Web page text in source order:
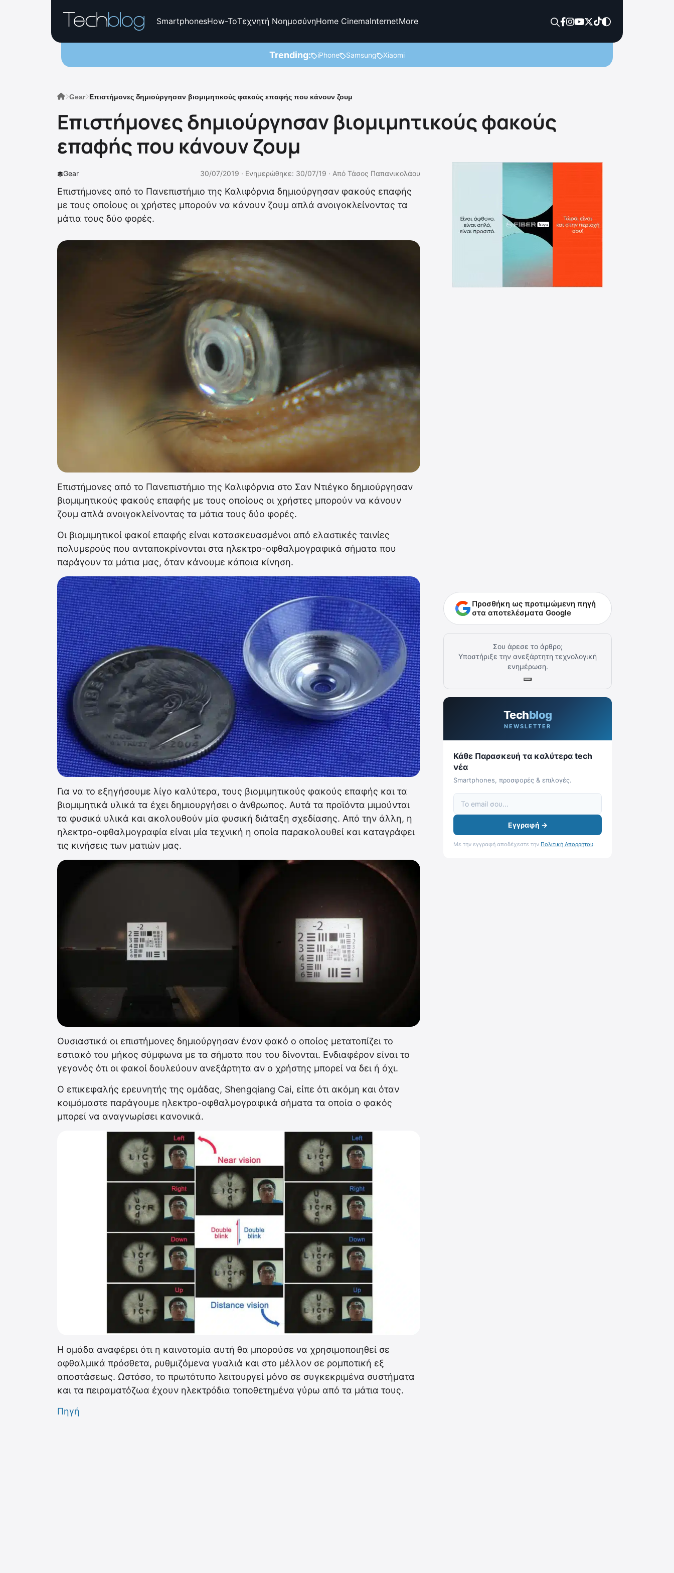
SmartphonesHow-ToΤεχνητή ΝοημοσύνηHome CinemaInternetMore
Trending: iPhone Samsung Xiaomi
Gear Επιστήμονες δημιούργησαν βιομιμητικούς φακούς επαφής που κάνουν ζουμ
Επιστήμονες δημιούργησαν βιομιμητικούς φακούς
επαφής που κάνουν ζουμ
Gear 30/07/2019 · Ενημερώθηκε: 30/07/19 · Από Τάσος Παπανικολάου
Επιστήμονες από το Πανεπιστήμιο της Καλιφόρνια δημιούργησαν φακούς επαφής
με τους οποίους οι χρήστες μπορούν να κάνουν ζουμ απλά ανοιγοκλείνοντας τα
μάτια τους δύο φορές.
Επιστήμονες από το Πανεπιστήμιο της Καλιφόρνια στο Σαν Ντιέγκο δημιούργησαν
βιομιμητικούς φακούς επαφής με τους οποίους οι χρήστες μπορούν να κάνουν
ζουμ απλά ανοιγοκλείνοντας τα μάτια τους δύο φορές.
Οι βιομιμητικοί φακοί επαφής είναι κατασκευασμένοι από ελαστικές ταινίες
πολυμερούς που ανταποκρίνονται στα ηλεκτρο-οφθαλμογραφικά σήματα που
παράγουν τα μάτια μας, όταν κάνουμε κάποια κίνηση.
Για να το εξηγήσουμε λίγο καλύτερα, τους βιομιμητικούς φακούς επαφής και τα
βιομιμητικά υλικά τα έχει δημιουργήσει ο άνθρωπος. Αυτά τα προϊόντα μιμούνται
τα φυσικά υλικά και ακολουθούν μία φυσική διάταξη σχεδίασης. Από την άλλη, η
ηλεκτρο-οφθαλμογραφία είναι μία τεχνική η οποία παρακολουθεί και καταγράφει
τις κινήσεις των ματιών μας.
Ουσιαστικά οι επιστήμονες δημιούργησαν έναν φακό ο οποίος μετατοπίζει το
εστιακό του μήκος σύμφωνα με τα σήματα που του δίνονται. Ενδιαφέρον είναι το
γεγονός ότι οι φακοί δουλεύουν ανεξάρτητα αν ο χρήστης μπορεί να δει ή όχι.
Ο επικεφαλής ερευνητής της ομάδας, Shengqiang Cai, είπε ότι ακόμη και όταν
κοιμόμαστε παράγουμε ηλεκτρο-οφθαλμογραφικά σήματα τα οποία ο φακός
μπορεί να αναγνωρίσει κανονικά.
Η ομάδα αναφέρει ότι η καινοτομία αυτή θα μπορούσε να χρησιμοποιηθεί σε
οφθαλμικά πρόσθετα, ρυθμιζόμενα γυαλιά και στο μέλλον σε ρομποτική εξ
αποστάσεως. Ωστόσο, το πρωτότυπο λειτουργεί μόνο σε συγκεκριμένα συστήματα
και τα πειραματόζωα έχουν ηλεκτρόδια τοποθετημένα γύρω από τα μάτια τους.
Πηγή
Προσθήκη ως προτιμώμενη πηγή
στα αποτελέσματα Google
Σου άρεσε το άρθρο;
Υποστήριξε την ανεξάρτητη τεχνολογική
ενημέρωση.
Techblog
NEWSLETTER
Κάθε Παρασκευή τα καλύτερα tech
νέα
Smartphones, προσφορές & επιλογές.
Εγγραφή →
Με την εγγραφή αποδέχεστε την Πολιτική Απορρήτου.